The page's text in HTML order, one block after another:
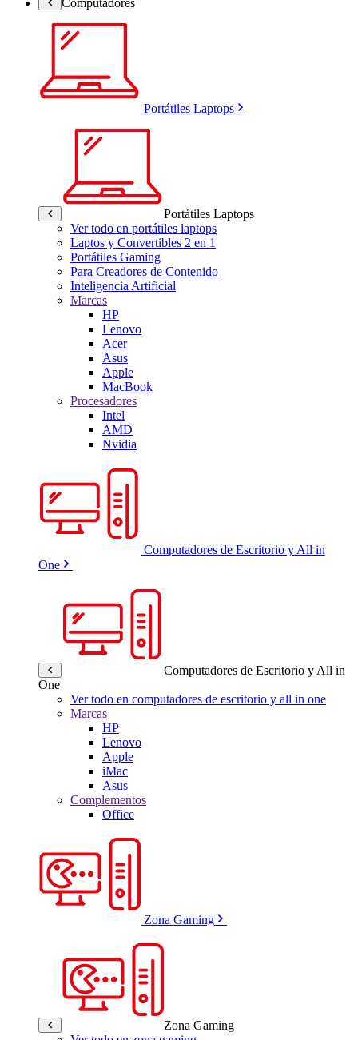
Portátiles Laptops
Portátiles Laptops
Ver todo en portátiles laptops
Laptos y Convertibles 2 en 1
Portátiles Gaming
Para Creadores de Contenido
Inteligencia Artificial
Marcas
HP
Lenovo
Acer
Asus
Apple
MacBook
Procesadores
Intel
AMD
Nvidia
Computadores de Escritorio y All in
One
Computadores de Escritorio y All in
One
Ver todo en computadores de escritorio y all in one
Marcas
HP
Lenovo
Apple
iMac
Asus
Complementos
Office
Zona Gaming
Zona Gaming